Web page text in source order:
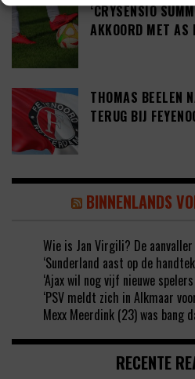
‘CRYSENSIO
AKKOORD MET AS
THOMAS BEELEN
TERUG BIJ
BINNENLANDS
Wie is Jan Virgili? De
‘Sunderland aast op de
‘Ajax wil nog vijf nieuwe spelers
‘PSV meldt zich in Alkmaar
Mexx Meerdink (23) was bang
RECENTE